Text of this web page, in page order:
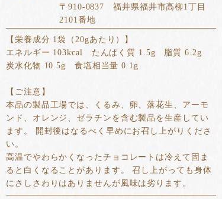
〒910-0837 福井県福井市高柳1丁目
2101番地
【栄養成分 1袋（20gあたり）】
エネルギー 103kcal たんぱく質 1.5g 脂質 6.2g
炭水化物 10.5g 食塩相当量 0.1g
【ご注意】
本品の製品工場では、くるみ、卵、落花生、アーモ
ンド、オレンジ、ゼラチンを含む製品を生産してい
ます。 開封後はなるべく早めにお召し上がりくださ
い。
高温でやわらかくなったチョコレートは冷えて固ま
ると白くなることがあります。 召し上がっても身体
にさしさわりはありませんが風味は劣ります。